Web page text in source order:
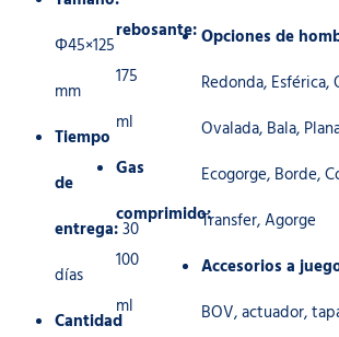
Φ45×125
mm
Tiempo
de
entrega:30
días
Cantidad
rebosante:
175
ml
Gas
comprimido:
100
ml
Opciones de
Redonda, Esférica,
Ovalada, Bala,
Ecogorge, Borde,
Transfer, Agorge
Accesorios a
BOV, actuador,